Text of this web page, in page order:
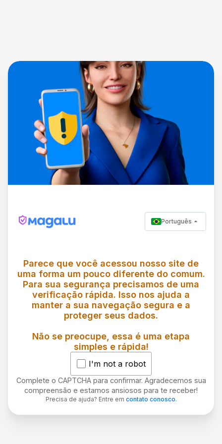
Português
Parece que você acessou nosso site de
uma forma um pouco diferente do comum.
Para sua segurança precisamos de uma
verificação rápida. Isso nos ajuda a
manter a sua navegação segura e a
proteger seus dados.
Não se preocupe, essa é uma etapa
simples e rápida!
I'm not a robot
Complete o CAPTCHA para confirmar. Agradecemos sua
compreensão e estamos ansiosos para te receber!
Precisa de ajuda? Entre em contato conosco.